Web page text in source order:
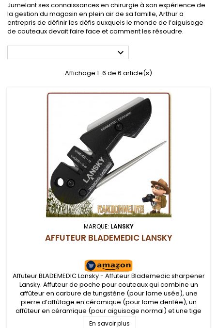
Jumelant ses connaissances en chirurgie à son expérience de
la gestion du magasin en plein air de sa famille, Arthur a
entrepris de définir les défis auxquels le monde de l’aiguisage
de couteaux devait faire face et comment les résoudre.

Affichage 1-6 de 6 article(s)
MARQUE: LANSKY
AFFUTEUR BLADEMEDIC LANSKY
Affuteur BLADEMEDIC Lansky - Affuteur Blademedic sharpener
Lansky. Affuteur de poche pour couteaux qui combine un
affûteur en carbure de tungstène (pour lame usée), une
pierre d’affûtage en céramique (pour lame dentée), un
affûteur en céramique (pour aiguisage normal) et une tige
d’affûtage en diamant
En savoir plus